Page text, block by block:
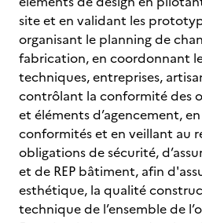
site et en validant les
organisant le planning de
fabrication, en coordonnant
techniques, entreprises,
contrôlant la conformité des
et éléments d’agencement,
conformités et en veillant au
obligations de sécurité,
et de REP bâtiment, afin
esthétique, la qualité
technique de l’ensemble de